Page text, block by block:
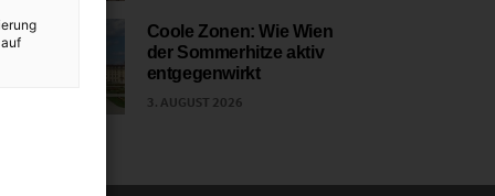
Coole Zonen: Wie Wien
der Sommerhitze aktiv
entgegenwirkt
3. AUGUST 2026